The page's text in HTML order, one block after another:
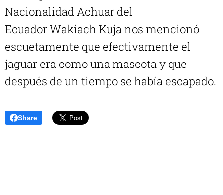
Nacionalidad Achuar del
Ecuador Wakiach Kuja nos mencionó
escuetamente que efectivamente el
jaguar era como una mascota y que
después de un tiempo se había escapado.
Share